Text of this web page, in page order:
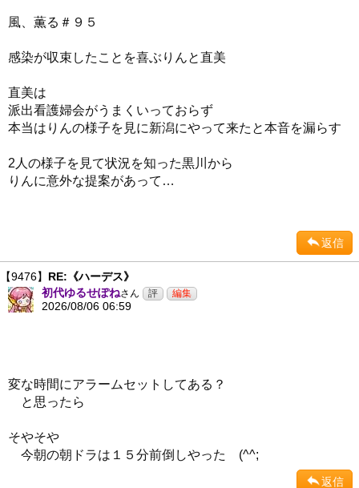
風、薫る＃９５
感染が収束したことを喜ぶりんと直美
直美は
派出看護婦会がうまくいっておらず
本当はりんの様子を見に新潟にやって来たと本音を漏らす
2人の様子を見て状況を知った黒川から
りんに意外な提案があって…
返信
【9476】 RE:《ハーデス》
初代ゆるせぽねさん
2026/08/06 06:59
変な時間にアラームセットしてある？
と思ったら
そやそや
今朝の朝ドラは１５分前倒しやった (^^;
返信